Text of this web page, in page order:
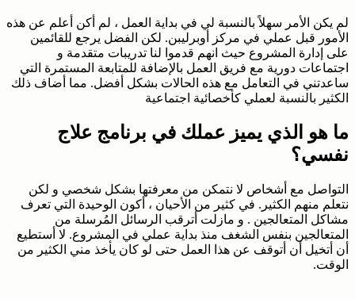
لم يكن الأمر سهلاً بالنسبة لي في بداية العمل ، لم أكن أعلم عن هذه
الأمور قبل عملي في مركز أوبرليبن. لكن الفضل يرجع للقائمين
على إدارة المشروع حيث انهم قدموا لنا تدريبات متقدمة و
اجتماعات دورية مع فريق العمل بالإضافة للمتابعة المستمرة التي
ساعدتني في التعامل مع هذه الحالات بشكل أفضل. مما أضاف ذلك
الكثير بالنسبة لعملي كأخصائية اجتماعية
ما هو الذي يميز عملك في برنامج علاج
نفسي؟
التواصل مع أشخاص لا نتمكن من معرفتها بشكل شخصي و لكن
نتعلم منهم الكثير. في كثير من الأحيان ، أكون الوحيدة التي تعرف
مشاكل المتعالجين . و مازلت أترقب الرسائل المُرسلة من
المتعالجين بنفس الشغف منذ بداية عملي في المشروع. لا أستطيع
أن أتخيل أن أتوقف عن هذا العمل حتى لو كان يأخذ مني الكثير من
الوقت.